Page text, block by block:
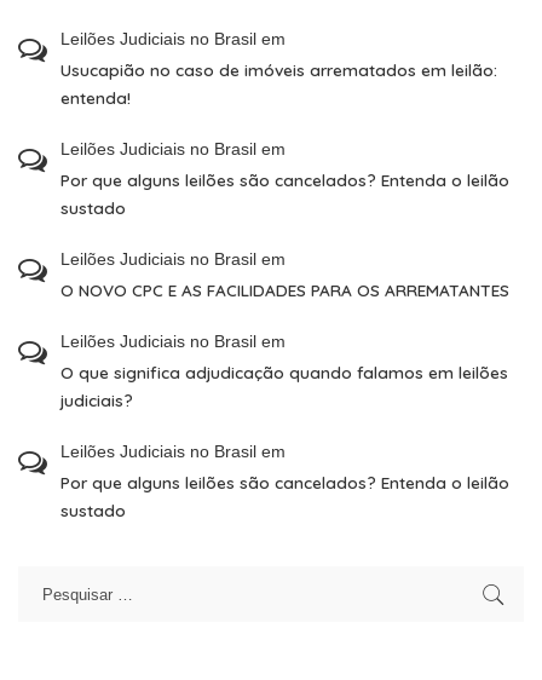
Leilões Judiciais no Brasil em
Usucapião no caso de imóveis arrematados em leilão:
entenda!
Leilões Judiciais no Brasil em
Por que alguns leilões são cancelados? Entenda o leilão
sustado
Leilões Judiciais no Brasil em
O NOVO CPC E AS FACILIDADES PARA OS ARREMATANTES
Leilões Judiciais no Brasil em
O que significa adjudicação quando falamos em leilões
judiciais?
Leilões Judiciais no Brasil em
Por que alguns leilões são cancelados? Entenda o leilão
sustado